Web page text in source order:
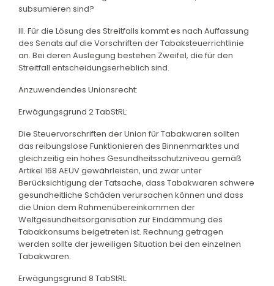
subsumieren sind?
III. Für die Lösung des Streitfalls kommt es nach Auffassung
des Senats auf die Vorschriften der Tabaksteuerrichtlinie
an. Bei deren Auslegung bestehen Zweifel, die für den
Streitfall entscheidungserheblich sind.
Anzuwendendes Unionsrecht:
Erwägungsgrund 2 TabStRL:
Die Steuervorschriften der Union für Tabakwaren sollten
das reibungslose Funktionieren des Binnenmarktes und
gleichzeitig ein hohes Gesundheitsschutzniveau gemäß
Artikel 168 AEUV gewährleisten, und zwar unter
Berücksichtigung der Tatsache, dass Tabakwaren schwere
gesundheitliche Schäden verursachen können und dass
die Union dem Rahmenübereinkommen der
Weltgesundheitsorganisation zur Eindämmung des
Tabakkonsums beigetreten ist. Rechnung getragen
werden sollte der jeweiligen Situation bei den einzelnen
Tabakwaren.
Erwägungsgrund 8 TabStRL: